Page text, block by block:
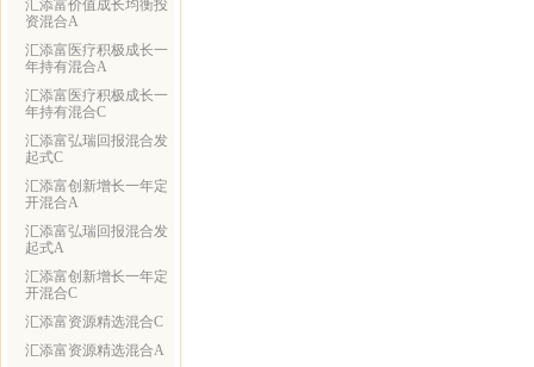
汇添富价值成长均衡投
资混合A
汇添富医疗积极成长一
年持有混合A
汇添富医疗积极成长一
年持有混合C
汇添富弘瑞回报混合发
起式C
汇添富创新增长一年定
开混合A
汇添富弘瑞回报混合发
起式A
汇添富创新增长一年定
开混合C
汇添富资源精选混合C
汇添富资源精选混合A